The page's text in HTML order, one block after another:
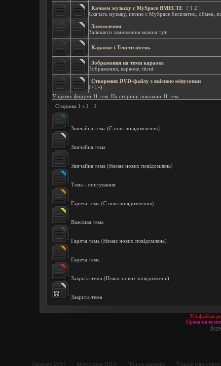
Качаем музыку с MySpace ВМЕСТЕ [ 1 2 ]
Скачать музыку, песню с MySpace бесплатно, обмен,
Замовлення
Залишити замовлення можна тут
Караоке і Тексти пісень
Зображення на теми караоке
Зображення, караоке, пісні
Створення DVD-файлу з якісною мінусовки
(+ і -)
У цьому форумі 11 тем. На сторінці показано 11 тем.
Сторінка 1 з 1 1
Звичайна тема (Є нові повідомлення)
Звичайна тема
Звичайна тема (Немає нових повідомлень)
Тема - опитування
Гаряча тема (Є нові повідомлення)
Важлива тема
Гаряча тема (Немає нових повідомлень)
Гаряча тема
Закрита тема (Немає нових повідомлень)
Закрита тема
Усі файли
Права на
Караоке 2014 Мінусовки 2014 Пошук караоке Пошук мінусовок